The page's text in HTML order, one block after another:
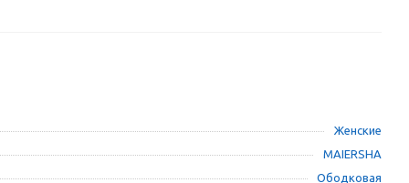
Женские
MAIERSHA
Ободковая